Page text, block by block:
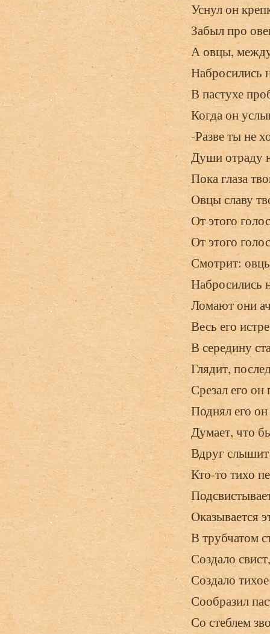
Уснул он
Забыл про
А овцы, между
Набросились
В пастухе
Когда он
-Разве ты не
Души отраду
Пока глаза
Овцы славу
От этого
От этого
Смотрит:
Набросились
Ломают они
Весь его
В середину
Глядит,
Срезал его
Поднял его
Думает, что
Вдруг
Кто-то тихо
Оказывается
В трубчатом
Создало
Создало
Сообразил
Со стеблем